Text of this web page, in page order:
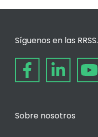
Síguenos en las RRSS.
Sobre nosotros